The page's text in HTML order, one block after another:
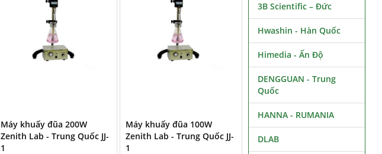
Máy khuấy đũa 200W
Zenith Lab - Trung Quốc JJ-
1
Máy khuấy đũa 100W
Zenith Lab - Trung Quốc JJ-
1
3B Scientific – Đức
Hwashin - Hàn Quốc
Himedia - Ấn Độ
DENGGUAN - Trung
Quốc
HANNA - RUMANIA
DLAB